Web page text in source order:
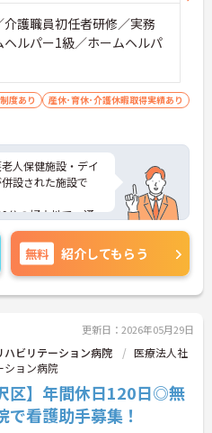
護職員初任者研修／実務
ルパー1級／ホームヘルパ
度あり
産休･育休･介護休暇取得実績あり
人保健施設・デイ
設された施設で
分の好立地で、通
ルアップできる環
ください。
無料 紹介してもらう
更新日：2026年05月29日
ビリテーション病院
医療法人社
ョン病院
区】年間休日120日◎無
看護助手募集！